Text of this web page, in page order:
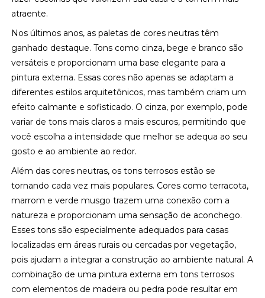
atraente.
Nos últimos anos, as paletas de cores neutras têm
ganhado destaque. Tons como cinza, bege e branco são
versáteis e proporcionam uma base elegante para a
pintura externa. Essas cores não apenas se adaptam a
diferentes estilos arquitetônicos, mas também criam um
efeito calmante e sofisticado. O cinza, por exemplo, pode
variar de tons mais claros a mais escuros, permitindo que
você escolha a intensidade que melhor se adequa ao seu
gosto e ao ambiente ao redor.
Além das cores neutras, os tons terrosos estão se
tornando cada vez mais populares. Cores como terracota,
marrom e verde musgo trazem uma conexão com a
natureza e proporcionam uma sensação de aconchego.
Esses tons são especialmente adequados para casas
localizadas em áreas rurais ou cercadas por vegetação,
pois ajudam a integrar a construção ao ambiente natural. A
combinação de uma pintura externa em tons terrosos
com elementos de madeira ou pedra pode resultar em